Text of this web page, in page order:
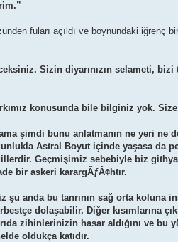
fuları açıldı ve boynundaki iğrenç
Sizin diyarınızın selameti,
konusunda bile bilginiz yok.
şimdi bunu anlatmanın ne yeri ne
Astral Boyut içinde yaşasa da
Geçmişimiz sebebiyle biz
bir askeri karargÃƒÂ¢htır.
şu anda bu tanrının sağ orta koluna
dolaşabilir. Diğer kısımlarına
zihinlerinizin hasar aldığını ve bu
oldukça katıdır.